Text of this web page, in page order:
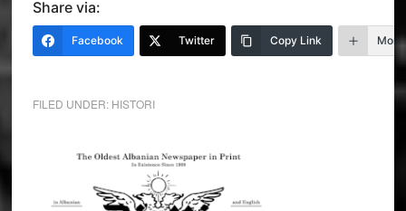
Share via:
Facebook Twitter Copy Link More
FILED UNDER: HISTORI